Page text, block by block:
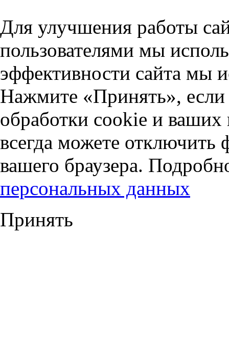
Для улучшения работы
пользователями мы
эффективности сайта мы
Нажмите «Принять», если
обработки cookie и
всегда можете отключить
вашего браузера.
персональных данных
Принять